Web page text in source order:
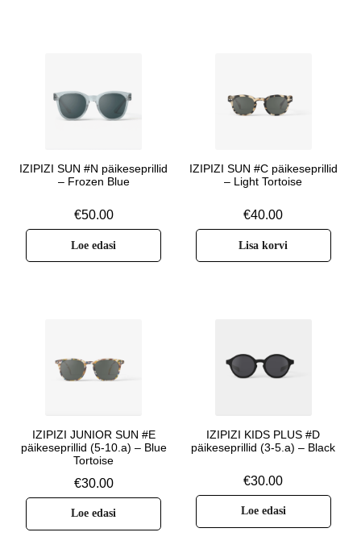
IZIPIZI SUN #N päikeseprillid
– Frozen Blue
€50.00
Loe edasi
IZIPIZI SUN #C päikeseprillid
– Light Tortoise
€40.00
Lisa korvi
IZIPIZI JUNIOR SUN #E
päikeseprillid (5-10.a) – Blue
Tortoise
€30.00
Loe edasi
IZIPIZI KIDS PLUS #D
päikeseprillid (3-5.a) – Black
€30.00
Loe edasi